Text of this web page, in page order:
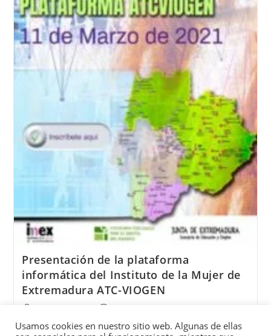
Presentación de la plataforma
informática del Instituto de la Mujer de
Extremadura ATC-VIOGEN
Badajoz / Mujer Sin comentarios
Usamos cookies en nuestro sitio web. Algunas de ellas